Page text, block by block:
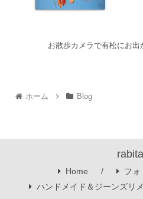
お散歩カメラで有松にお出
ホーム Blog
Home
フォ
ハンドメイド＆ジーンズリ